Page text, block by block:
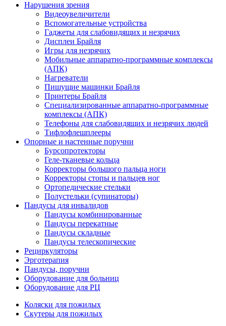
Нарушения зрения
Видеоувеличители
Вспомогательные устройства
Гаджеты для слабовидящих и незрячих
Дисплеи Брайля
Игры для незрячих
Мобильные аппаратно-программные комплексы
(АПК)
Нагреватели
Пишущие машинки Брайля
Принтеры Брайля
Специализированные аппаратно-программные
комплексы (АПК)
Телефоны для слабовидящих и незрячих людей
Тифлофлешплееры
Опорные и настенные поручни
Бурсопротекторы
Геле-тканевые кольца
Корректоры большого пальца ноги
Корректоры стопы и пальцев ног
Ортопедические стельки
Полустельки (супинаторы)
Пандусы для инвалидов
Пандусы комбинированные
Пандусы перекатные
Пандусы складные
Пандусы телескопические
Рециркуляторы
Эрготерапия
Пандусы, поручни
Оборудование для больниц
Оборудование для РЦ
Коляски для пожилых
Скутеры для пожилых